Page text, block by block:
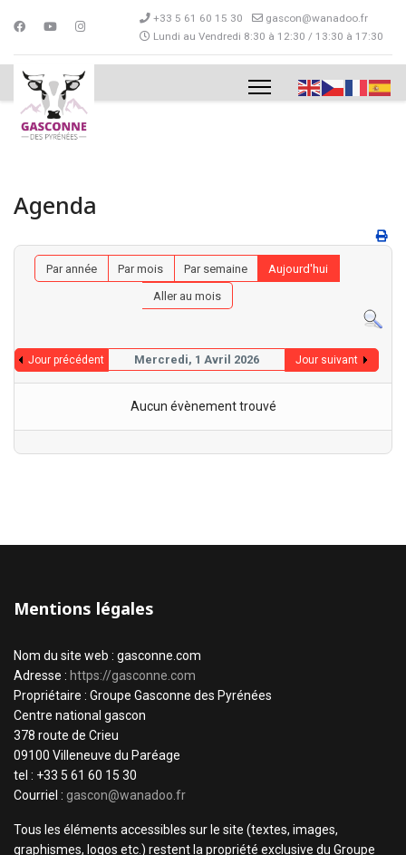
+33 5 61 60 15 30
gascon@wanadoo.fr
Lundi au Vendredi 8:30 à 12:30 / 13:30 à 17:30
Agenda
Par année Par mois Par semaine
Aujourd'hui
Aller au mois
Jour précédent Mercredi, 1 Avril 2026 Jour suivant
Aucun évènement trouvé
Mentions légales
Nom du site web : gasconne.com
Adresse : https://gasconne.com
Propriétaire : Groupe Gasconne des Pyrénées
Centre national gascon
378 route de Crieu
09100 Villeneuve du Paréage
tel : +33 5 61 60 15 30
Courriel : gascon@wanadoo.fr
Tous les éléments accessibles sur le site (textes, images,
graphismes, logos etc.) restent la propriété exclusive du Groupe